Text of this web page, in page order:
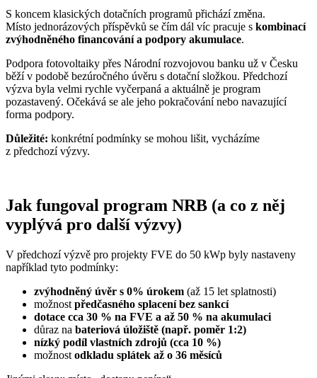
S koncem klasických dotačních programů přichází změna.
Místo jednorázových příspěvků se čím dál víc pracuje s kombinací
zvýhodněného financování a podpory akumulace.
Podpora fotovoltaiky přes Národní rozvojovou banku už v Česku
běží v podobě bezúročného úvěru s dotační složkou. Předchozí
výzva byla velmi rychle vyčerpaná a aktuálně je program
pozastavený. Očekává se ale jeho pokračování nebo navazující
forma podpory.
Důležité: konkrétní podmínky se mohou lišit, vycházíme
z předchozí výzvy.
Jak fungoval program NRB (a co z něj
vyplývá pro další výzvy)
V předchozí výzvě pro projekty FVE do 50 kWp byly nastaveny
například tyto podmínky:
zvýhodněný úvěr s 0% úrokem (až 15 let splatnosti)
možnost předčasného splacení bez sankcí
dotace cca 30 % na FVE a až 50 % na akumulaci
důraz na bateriová úložiště (např. poměr 1:2)
nízký podíl vlastních zdrojů (cca 10 %)
možnost odkladu splátek až o 36 měsíců